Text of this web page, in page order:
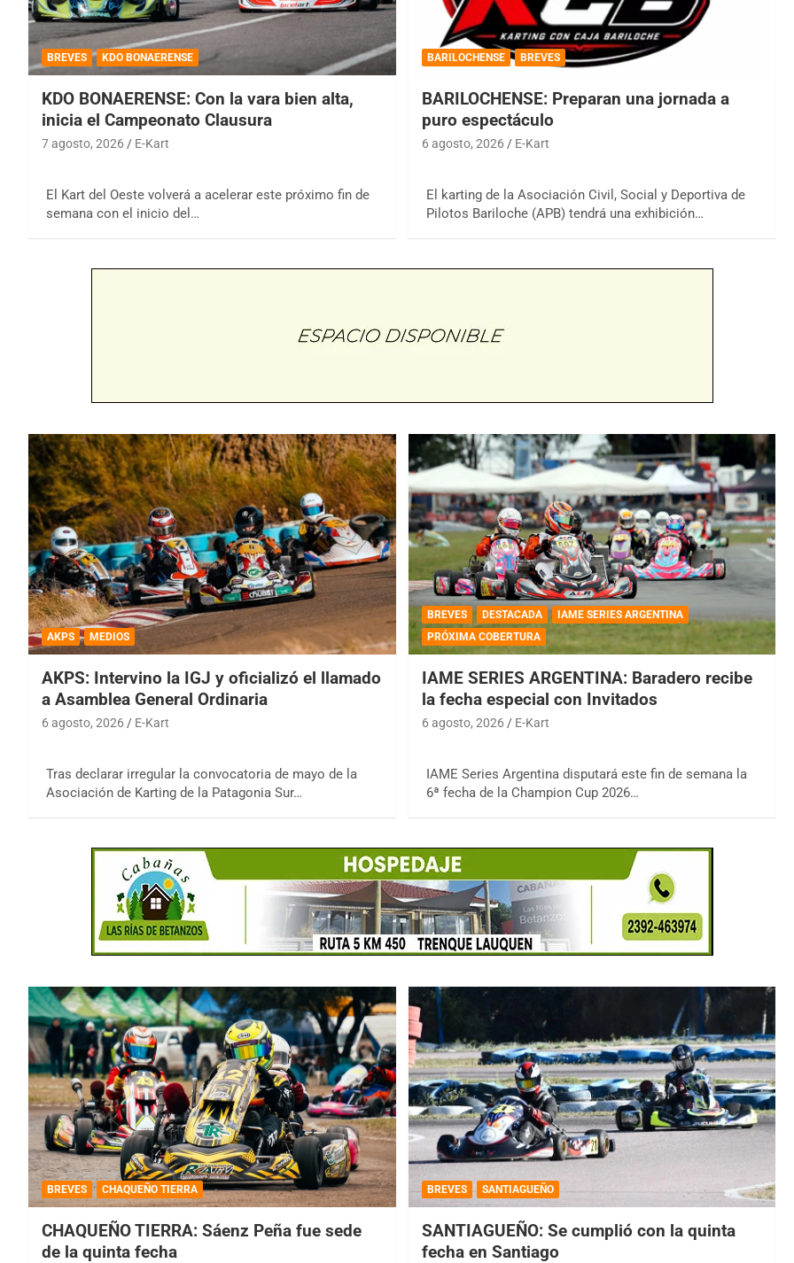
BREVES KDO BONAERENSE
KDO BONAERENSE: Con la vara bien alta,
inicia el Campeonato Clausura
7 agosto, 2026 E-Kart
El Kart del Oeste volverá a acelerar este próximo fin de
semana con el inicio del…
BARILOCHENSE BREVES
BARILOCHENSE: Preparan una jornada a
puro espectáculo
6 agosto, 2026 E-Kart
El karting de la Asociación Civil, Social y Deportiva de
Pilotos Bariloche (APB) tendrá una exhibición…
AKPS MEDIOS
AKPS: Intervino la IGJ y oficializó el llamado
a Asamblea General Ordinaria
6 agosto, 2026 E-Kart
Tras declarar irregular la convocatoria de mayo de la
Asociación de Karting de la Patagonia Sur…
BREVES DESTACADA
IAME SERIES ARGENTINA
PRÓXIMA COBERTURA
IAME SERIES ARGENTINA: Baradero recibe
la fecha especial con Invitados
6 agosto, 2026 E-Kart
IAME Series Argentina disputará este fin de semana la
6ª fecha de la Champion Cup 2026…
BREVES CHAQUEÑO TIERRA
CHAQUEÑO TIERRA: Sáenz Peña fue sede
de la quinta fecha
BREVES SANTIAGUEÑO
SANTIAGUEÑO: Se cumplió con la quinta
fecha en Santiago